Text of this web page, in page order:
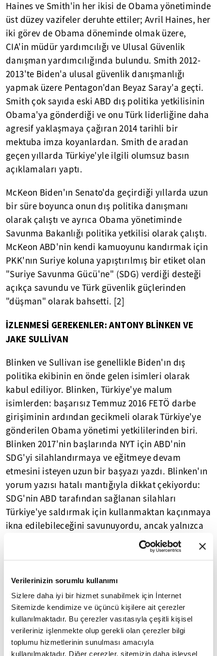
Verilerinizin sorumlu kullanımı
Sizlere daha iyi bir hizmet sunabilmek için İnternet
Sitemizde kendimize ve üçüncü kişilere ait çerezler
kullanılmaktadır. Bu çerezler vasıtasıyla çeşitli kişisel
verileriniz işlenmekte olup gerekli olan çerezler bilgi
toplumu hizmetlerinin sunulması amacıyla
kullanılmaktadır. Diğer çerezler, sitemizin daha işlevsel
Haines ve Smith'in her ikisi de Obama yönetiminde
üst düzey vazifeler deruhte ettiler; Avril Haines, her
iki görev de Obama döneminde olmak üzere,
CIA'in müdür yardımcılığı ve Ulusal Güvenlik
danışman yardımcılığında bulundu. Smith 2012-
2013'te Biden'a ulusal güvenlik danışmanlığı
yapmak üzere Pentagon'dan Beyaz Saray'a geçti.
Smith çok sayıda eski ABD dış politika yetkilisinin
Obama'ya gönderdiği ve onu Türk liderliğine daha
agresif yaklaşmaya çağıran 2014 tarihli bir
mektuba imza koyanlardan. Smith de aradan
geçen yıllarda Türkiye'yle ilgili olumsuz basın
açıklamaları yaptı.
McKeon Biden'ın Senato'da geçirdiği yıllarda uzun
bir süre boyunca onun dış politika danışmanı
olarak çalıştı ve ayrıca Obama yönetiminde
Savunma Bakanlığı politika yetkilisi olarak çalıştı.
McKeon ABD'nin kendi kamuoyunu kandırmak için
PKK'nın Suriye koluna yapıştırılmış bir etiket olan
"Suriye Savunma Gücü'ne" (SDG) verdiği desteği
açıkça savundu ve Türk güvenlik güçlerinden
"düşman" olarak bahsetti. [2]
İZLENMESİ GEREKENLER: ANTONY BLİNKEN VE
JAKE SULLİVAN
Blinken ve Sullivan ise genellikle Biden'ın dış
politika ekibinin en önde gelen isimleri olarak
kabul ediliyor. Blinken, Türkiye'ye malum
isimlerden: başarısız Temmuz 2016 FETÖ darbe
girişiminin ardından gecikmeli olarak Türkiye'ye
gönderilen Obama yönetimi yetkililerinden biri.
Blinken 2017'nin başlarında NYT için ABD'nin
SDG'yi silahlandırmaya ve eğitmeye devam
etmesini isteyen uzun bir başyazı yazdı. Blinken'ın
yorum yazısı hatalı mantığıyla dikkat çekiyordu:
SDG'nin ABD tarafından sağlanan silahları
Türkiye'ye saldırmak için kullanmaktan kaçınmaya
ikna edilebileceğini savunuyordu, ancak yalnızca
birkaç paragraf sonra Trump yönetimini
Türkiye'nin PKK ile mücadelesine yardım etmeye
samimiyetsiz mi olduğu okuyucunun irfanına
kalmış.
Blinken'ın Türkiye hakkındaki açıklamaları,
Biden'ınkilerin aksine, genellikle daha dikkatli.
Blinken Temmuz ayında Hudson Enstitüsü'ne [3]